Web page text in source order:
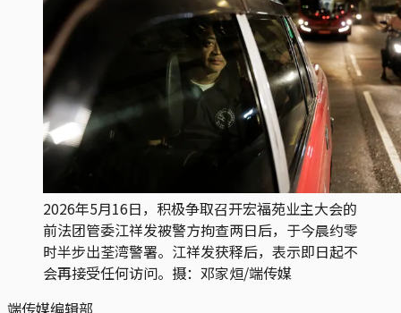
2026年5月16日，积极争取召开宏福苑业主大会的
前法团管委江祥发被警方拘查两日后，于今晨约零
时半步出荃湾警署。江祥发获释后，表示即日起不
会再接受任何访问。摄：邓家烜/端传媒
端传媒编辑部